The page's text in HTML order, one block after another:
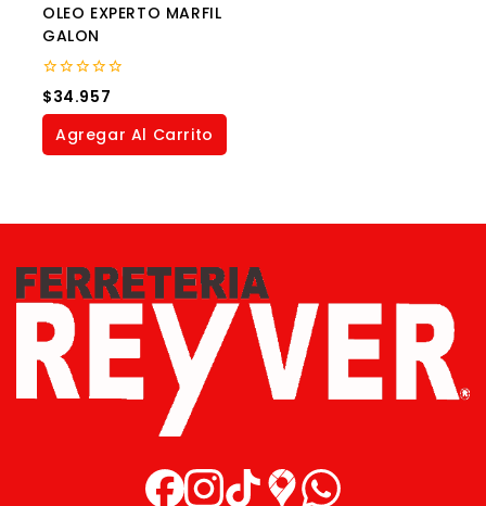
OLEO EXPERTO MARFIL
GALON
0
out
of
$34.957
Agregar Al Carrito